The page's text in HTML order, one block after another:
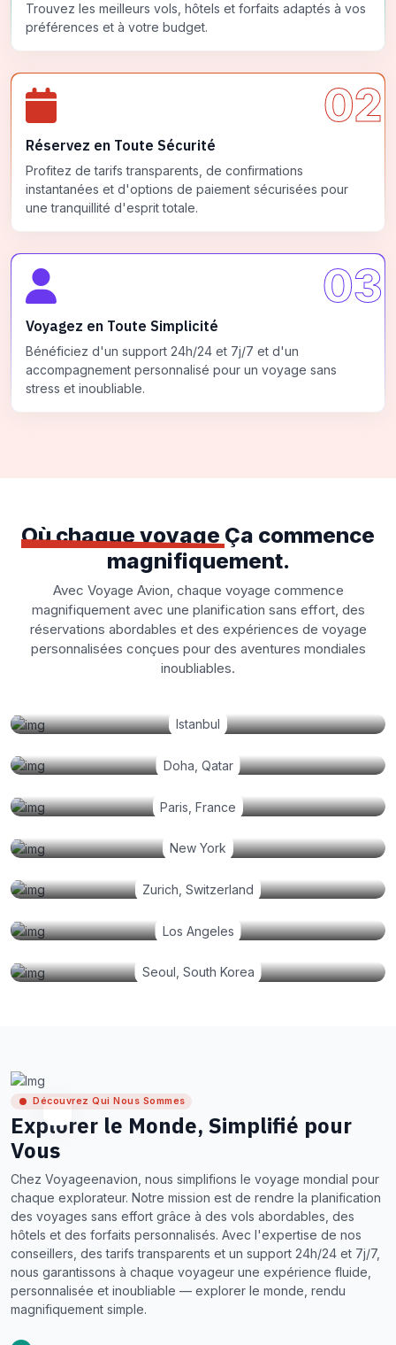
Trouvez les meilleurs vols, hôtels et forfaits adaptés à vos
préférences et à votre budget.
02
Réservez en Toute Sécurité
Profitez de tarifs transparents, de confirmations
instantanées et d'options de paiement sécurisées pour
une tranquillité d'esprit totale.
03
Voyagez en Toute Simplicité
Bénéficiez d'un support 24h/24 et 7j/7 et d'un
accompagnement personnalisé pour un voyage sans
stress et inoubliable.
Où chaque voyage Ça commence
magnifiquement.
Avec Voyage Avion, chaque voyage commence
magnifiquement avec une planification sans effort, des
réservations abordables et des expériences de voyage
personnalisées conçues pour des aventures mondiales
inoubliables.
Istanbul
Doha, Qatar
Paris, France
New York
Zurich, Switzerland
Los Angeles
Seoul, South Korea
Découvrez Qui Nous Sommes
Explorer le Monde, Simplifié pour
Vous
Chez Voyageenavion, nous simplifions le voyage mondial pour
chaque explorateur. Notre mission est de rendre la planification
des voyages sans effort grâce à des vols abordables, des
hôtels et des forfaits personnalisés. Avec l'expertise de nos
conseillers, des tarifs transparents et un support 24h/24 et 7j/7,
nous garantissons à chaque voyageur une expérience fluide,
personnalisée et inoubliable — explorer le monde, rendu
magnifiquement simple.